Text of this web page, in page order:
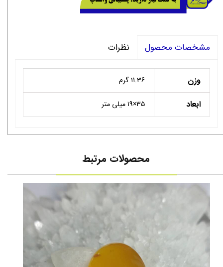
مشخصات محصول نظرات
وزن ۱1.36 گرم
ابعاد 3۵×۱9 میلی متر
محصولات مرتبط